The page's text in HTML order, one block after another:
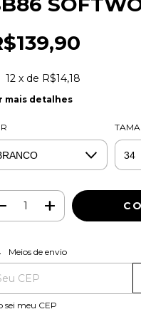
12 x de R$14,18
mais detalhes
para o CEP:
Meios de envio
sei meu CEP